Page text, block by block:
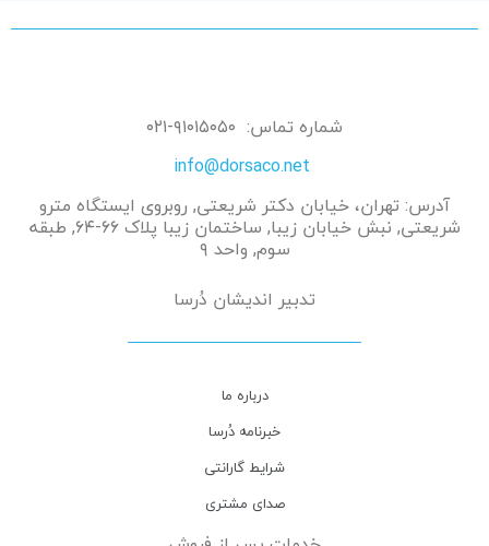
شماره تماس: ۹۱۰۱۵۰۵۰-۰۲۱
آدرس: تهران، خیابان دکتر شریعتی, روبروی ایستگاه مترو
شریعتی, نبش خیابان زیبا, ساختمان زیبا پلاک ۶۶-۶۴, طبقه
سوم, واحد ۹
تدبیر اندیشان دُرسا
درباره ما
خبرنامه دُرسا
شرایط گارانتی
صدای مشتری